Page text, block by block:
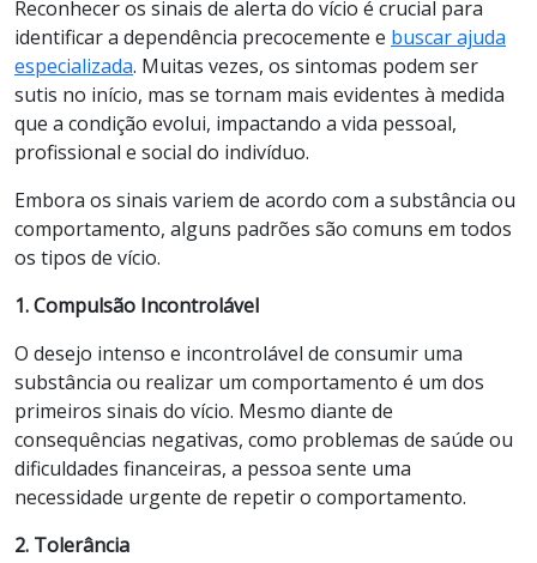
Reconhecer os sinais de alerta do vício é crucial para
identificar a dependência precocemente e buscar ajuda
especializada. Muitas vezes, os sintomas podem ser
sutis no início, mas se tornam mais evidentes à medida
que a condição evolui, impactando a vida pessoal,
profissional e social do indivíduo.
Embora os sinais variem de acordo com a substância ou
comportamento, alguns padrões são comuns em todos
os tipos de vício.
1. Compulsão Incontrolável
O desejo intenso e incontrolável de consumir uma
substância ou realizar um comportamento é um dos
primeiros sinais do vício. Mesmo diante de
consequências negativas, como problemas de saúde ou
dificuldades financeiras, a pessoa sente uma
necessidade urgente de repetir o comportamento.
2. Tolerância